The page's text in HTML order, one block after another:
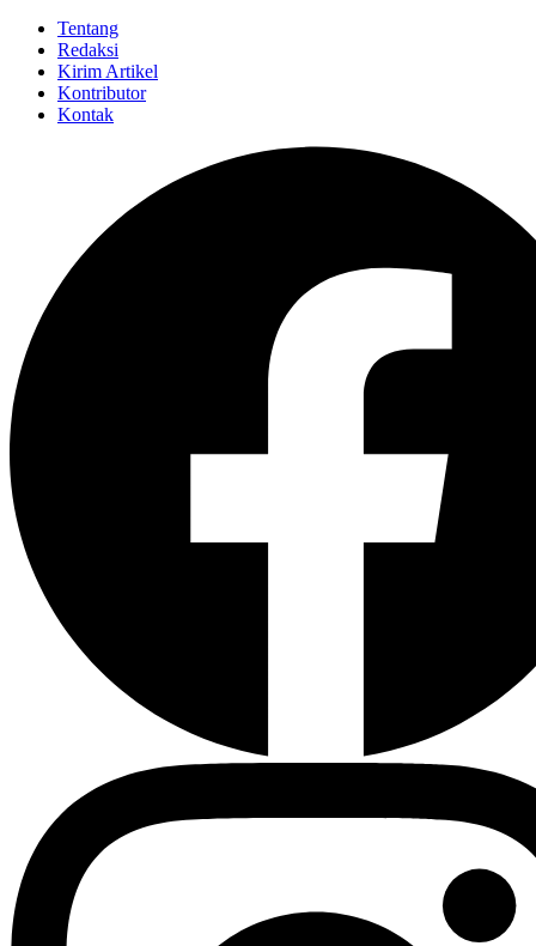
Tentang
Redaksi
Kirim Artikel
Kontributor
Kontak